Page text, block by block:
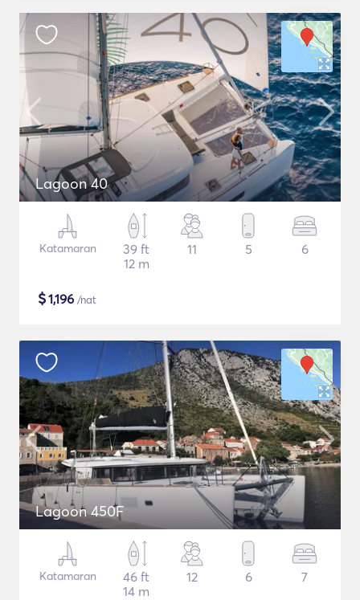
Lagoon 40
Katamaran
39 ft
12 m
11 5 6
$1,196 /nat
Lagoon 450F
Katamaran
46 ft
14 m
12 6 7